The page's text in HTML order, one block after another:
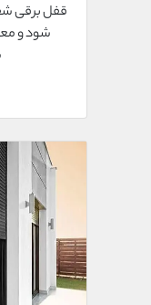
قفل برقی
شود و